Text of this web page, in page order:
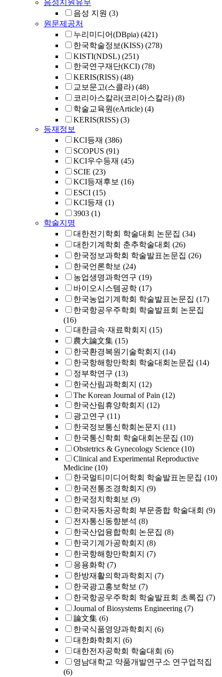
음성지원유무
음성 지원 (3)
원문제공처
누리미디어(DBpia) (421)
한국학술정보(KISS) (278)
KISTI(NDSL) (251)
한국연구재단(KCI) (78)
KERIS(RISS) (48)
교보문고(스콜라) (48)
코리아스칼라(코리아스칼라) (8)
학술교육원(eArticle) (4)
KERIS(RISS) (3)
등재정보
KCI등재 (386)
SCOPUS (91)
KCI우수등재 (45)
SCIE (23)
KCI등재후보 (16)
ESCI (15)
KCI등재 (1)
3903 (1)
학술지명
대한전기학회 학술대회 논문집 (34)
대한기계학회 춘추학술대회 (26)
한국정보과학회 학술발표논문집 (26)
한국언론학보 (24)
농업생명과학연구 (19)
바이오시스템공학 (17)
한국농업기계학회 학술발표논문집 (17)
한국항공우주학회 학술발표회 논문집
(16)
대한금속·재료학회지 (15)
農大論文集 (15)
한국환경복원기술학회지 (14)
한국항해항만학회 학술대회논문집 (14)
정부학연구 (13)
한국산림과학회지 (12)
The Korean Journal of Pain (12)
한국산림휴양학회지 (12)
광고연구 (11)
한국정보통신학회논문지 (11)
한국통신학회 학술대회논문집 (10)
Obstetrics & Gynecology Science (10)
Clinical and Experimental Reproductive
Medicine (10)
한국멀티미디어학회 학술발표논문집 (10)
한국전통조경학회지 (9)
한국정치학회보 (9)
한국자동차공학회 부문종합 학술대회 (9)
전자통신동향분석 (8)
한국산업융합학회 논문집 (8)
한국기계가공학회지 (8)
한국항해항만학회지 (7)
응용화학 (7)
한방재활의학과학회지 (7)
한국광고홍보학보 (7)
한국항공우주학회 학술발표회 초록집 (7)
Journal of Biosystems Engineering (7)
論文集 (6)
한국식품영양과학회지 (6)
대한화학회지 (6)
대한전자공학회 학술대회 (6)
영남대학교 약품개발연구소 연구업적집
(6)